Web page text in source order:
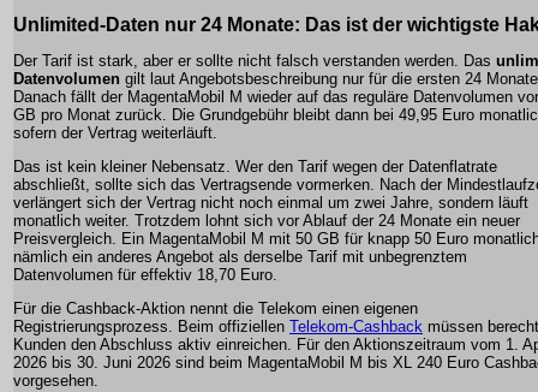
Unlimited-Daten nur 24 Monate: Das ist der wichtigste
Der Tarif ist stark, aber er sollte nicht falsch verstanden werden. Das
Datenvolumen gilt laut Angebotsbeschreibung nur für die ersten 24
Danach fällt der MagentaMobil M wieder auf das reguläre Datenvolumen
GB pro Monat zurück. Die Grundgebühr bleibt dann bei 49,95 Euro
sofern der Vertrag weiterläuft.
Das ist kein kleiner Nebensatz. Wer den Tarif wegen der Datenflatrate
abschließt, sollte sich das Vertragsende vormerken. Nach der
verlängert sich der Vertrag nicht noch einmal um zwei Jahre, sondern läuft
monatlich weiter. Trotzdem lohnt sich vor Ablauf der 24 Monate ein neuer
Preisvergleich. Ein MagentaMobil M mit 50 GB für knapp 50 Euro
nämlich ein anderes Angebot als derselbe Tarif mit unbegrenztem
Datenvolumen für effektiv 18,70 Euro.
Für die Cashback-Aktion nennt die Telekom einen eigenen
Registrierungsprozess. Beim offiziellen Telekom-Cashback müssen
Kunden den Abschluss aktiv einreichen. Für den Aktionszeitraum vom 1.
2026 bis 30. Juni 2026 sind beim MagentaMobil M bis XL 240 Euro
vorgesehen.